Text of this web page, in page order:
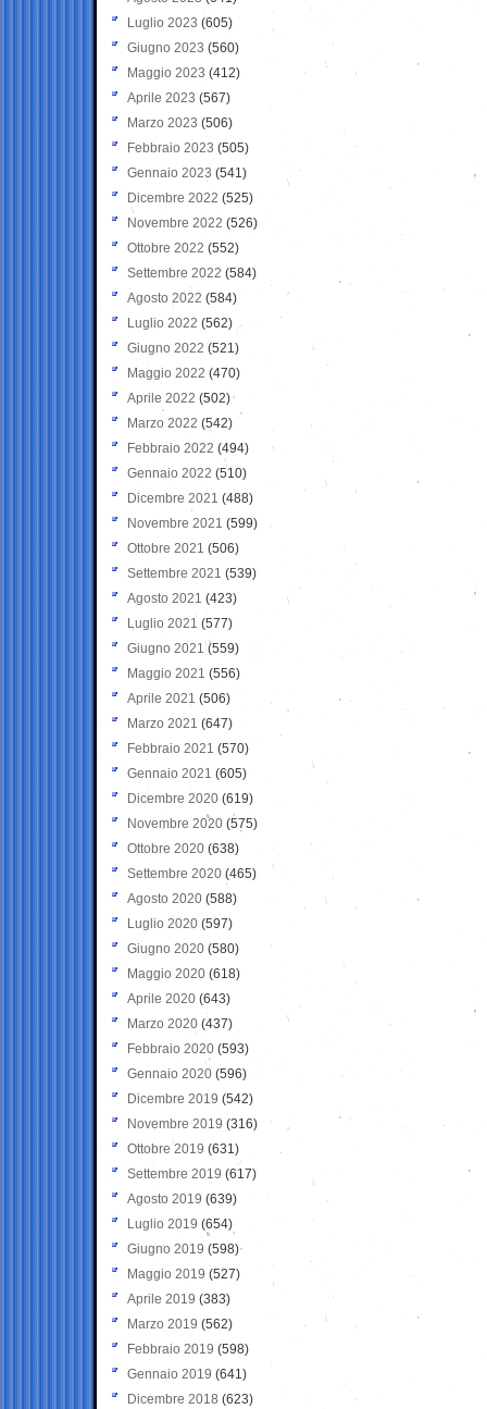
Luglio 2023 (605)
Giugno 2023 (560)
Maggio 2023 (412)
Aprile 2023 (567)
Marzo 2023 (506)
Febbraio 2023 (505)
Gennaio 2023 (541)
Dicembre 2022 (525)
Novembre 2022 (526)
Ottobre 2022 (552)
Settembre 2022 (584)
Agosto 2022 (584)
Luglio 2022 (562)
Giugno 2022 (521)
Maggio 2022 (470)
Aprile 2022 (502)
Marzo 2022 (542)
Febbraio 2022 (494)
Gennaio 2022 (510)
Dicembre 2021 (488)
Novembre 2021 (599)
Ottobre 2021 (506)
Settembre 2021 (539)
Agosto 2021 (423)
Luglio 2021 (577)
Giugno 2021(559)
Maggio 2021 (556)
Aprile 2021 (506)
Marzo 2021 (647)
Febbraio 2021 (570)
Gennaio 2021 (605)
Dicembre 2020 (619)
Novembre 2020 (575)
Ottobre 2020 (638)
Settembre 2020(465)
Agosto 2020 (588)
Luglio 2020 (597)
Giugno 2020 (580)
Maggio 2020 (618)
Aprile 2020 (643)
Marzo 2020 (437)
Febbraio 2020 (593)
Gennaio 2020 (596)
Dicembre 2019 (542)
Novembre 2019 (316)
Ottobre 2019 (631)
Settembre 2019 (617)
Agosto 2019 (639)
Luglio 2019 (654)
Giugno 2019 (598)
Maggio 2019 (527)
Aprile 2019 (383)
Marzo 2019 (562)
Febbraio 2019 (598)
Gennaio 2019 (641)
Dicembre 2018 (623)